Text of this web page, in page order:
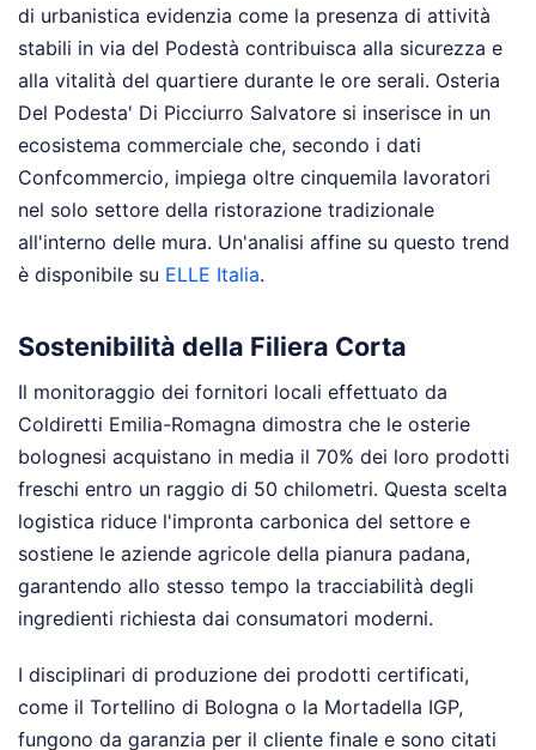
di urbanistica evidenzia come la presenza di attività
stabili in via del Podestà contribuisca alla sicurezza e
alla vitalità del quartiere durante le ore serali. Osteria
Del Podesta' Di Picciurro Salvatore si inserisce in un
ecosistema commerciale che, secondo i dati
Confcommercio, impiega oltre cinquemila lavoratori
nel solo settore della ristorazione tradizionale
all'interno delle mura. Un'analisi affine su questo trend
è disponibile su ELLE Italia.
Sostenibilità della Filiera Corta
Il monitoraggio dei fornitori locali effettuato da
Coldiretti Emilia-Romagna dimostra che le osterie
bolognesi acquistano in media il 70% dei loro prodotti
freschi entro un raggio di 50 chilometri. Questa scelta
logistica riduce l'impronta carbonica del settore e
sostiene le aziende agricole della pianura padana,
garantendo allo stesso tempo la tracciabilità degli
ingredienti richiesta dai consumatori moderni.
I disciplinari di produzione dei prodotti certificati,
come il Tortellino di Bologna o la Mortadella IGP,
fungono da garanzia per il cliente finale e sono citati